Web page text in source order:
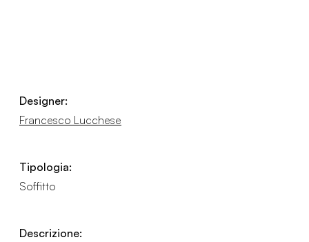
Designer:
Francesco Lucchese
Tipologia:
Soffitto
Descrizione: